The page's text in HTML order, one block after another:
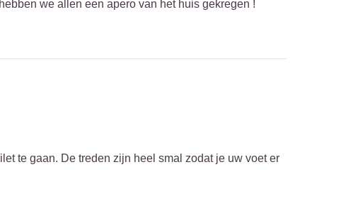
we allen een apero van het huis gekregen !
te gaan. De treden zijn heel smal zodat je uw voet er